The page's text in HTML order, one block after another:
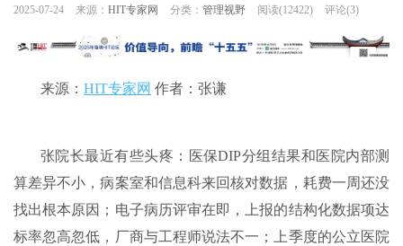
2025-07-24 来源： HIT专家网 分类： 管理视野 阅读(12422) 评论(3)
来源： HIT专家网 作者：张谦
张院长最近有些头疼：医保DIP分组结果和医院内部测
算差异不小，病案室和信息科来回核对数据，耗费一周还没
找出根本原因；电子病历评审在即，上报的结构化数据项达
标率忽高忽低，厂商与工程师说法不一；上季度的公立医院